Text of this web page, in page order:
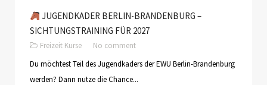
JUGENDKADER BERLIN-BRANDENBURG –
SICHTUNGSTRAINING FÜR 2027
Freizeit Kurse
No comment
Du möchtest Teil des Jugendkaders der EWU Berlin-Brandenburg
werden? Dann nutze die Chance...